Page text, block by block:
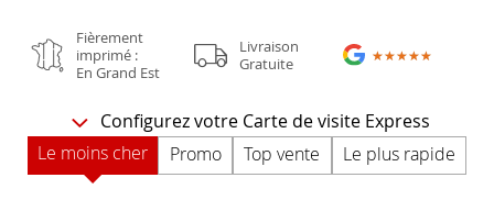
Fièrement
imprimé :
En Grand Est
Livraison
Gratuite
★★★★★
★★★★★
Configurez votre Carte de visite Express
Le moins cher
Promo Top vente Le plus rapide